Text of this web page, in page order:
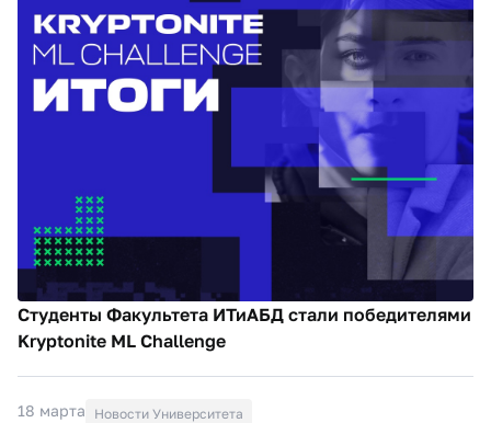
Студенты Факультета ИТиАБД стали победителями
Kryptonite ML Challenge
18 марта Новости Университета